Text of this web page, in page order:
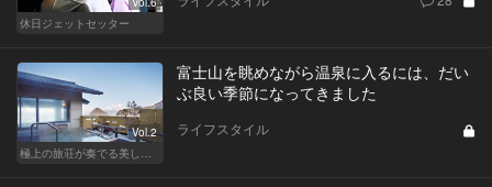
休日ジェットセッター
Vol.2
極上の旅荘が奏でる美しき寛ぎ
富士山を眺めながら温泉に入るには、だい
ぶ良い季節になってきました
ライフスタイル